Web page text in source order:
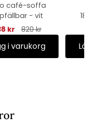
café-soffa
- vit
kr
820 kr
i varukorg